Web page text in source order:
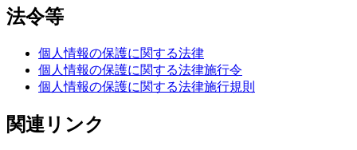
法令等
個人情報の保護に関する法律
個人情報の保護に関する法律施行令
関連リンク